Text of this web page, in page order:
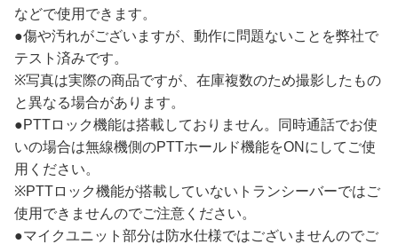
などで使用できます。
●傷や汚れがございますが、動作に問題ないことを弊社で
テスト済みです。
※写真は実際の商品ですが、在庫複数のため撮影したもの
と異なる場合があります。
●PTTロック機能は搭載しておりません。同時通話でお使
いの場合は無線機側のPTTホールド機能をONにしてご使
用ください。
※PTTロック機能が搭載していないトランシーバーではご
使用できませんのでご注意ください。
●マイクユニット部分は防水仕様ではございませんのでご